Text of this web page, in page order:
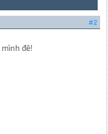
#2
đê!